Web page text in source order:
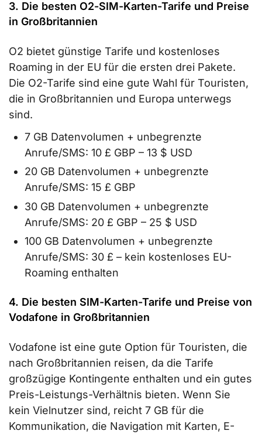
3. Die besten O2-SIM-Karten-Tarife und Preise
in Großbritannien
O2 bietet günstige Tarife und kostenloses
Roaming in der EU für die ersten drei Pakete.
Die O2-Tarife sind eine gute Wahl für Touristen,
die in Großbritannien und Europa unterwegs
sind.
7 GB Datenvolumen + unbegrenzte
Anrufe/SMS: 10 £ GBP – 13 $ USD
20 GB Datenvolumen + unbegrenzte
Anrufe/SMS: 15 £ GBP
30 GB Datenvolumen + unbegrenzte
Anrufe/SMS: 20 £ GBP – 25 $ USD
100 GB Datenvolumen + unbegrenzte
Anrufe/SMS: 30 £ – kein kostenloses EU-
Roaming enthalten
4. Die besten SIM-Karten-Tarife und Preise von
Vodafone in Großbritannien
Vodafone ist eine gute Option für Touristen, die
nach Großbritannien reisen, da die Tarife
großzügige Kontingente enthalten und ein gutes
Preis-Leistungs-Verhältnis bieten. Wenn Sie
kein Vielnutzer sind, reicht 7 GB für die
Kommunikation, die Navigation mit Karten, E-